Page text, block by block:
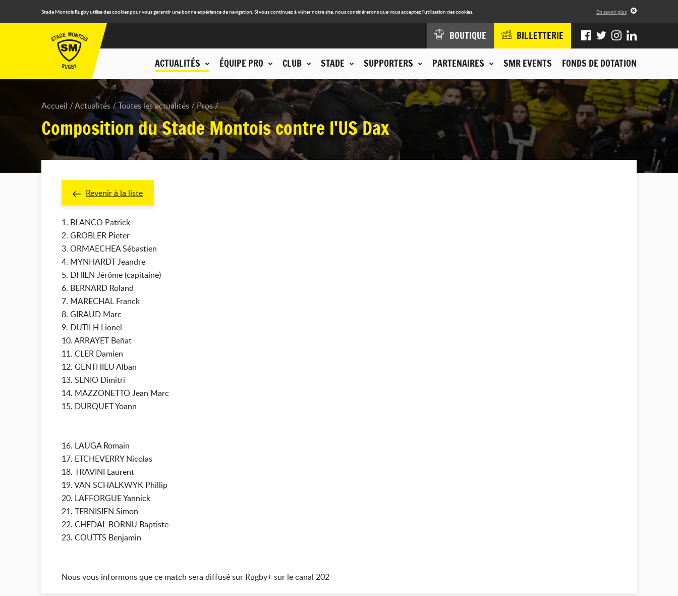
Stade Montois Rugby utilise des cookies pour vous garantir une bonne expérience de navigation. Si vous continuez à visiter notre site, nous considérerons que vous acceptez l'utilisation des cookies. En savoir plus
ACTUALITÉS ÉQUIPE PRO CLUB STADE SUPPORTERS PARTENAIRES SMR EVENTS FONDS DE DOTATION
BOUTIQUE BILLETTERIE
Accueil Actualités Toutes les actualités Pros
Composition du Stade Montois contre l'US Dax
Revenir à la liste
1. BLANCO Patrick
2. GROBLER Pieter
3. ORMAECHEA Sébastien
4. MYNHARDT Jeandre
5. DHIEN Jérôme (capitaine)
6. BERNARD Roland
7. MARECHAL Franck
8. GIRAUD Marc
9. DUTILH Lionel
10. ARRAYET Beñat
11. CLER Damien
12. GENTHIEU Alban
13. SENIO Dimitri
14. MAZZONETTO Jean Marc
15. DURQUET Yoann
16. LAUGA Romain
17. ETCHEVERRY Nicolas
18. TRAVINI Laurent
19. VAN SCHALKWYK Phillip
20. LAFFORGUE Yannick
21. TERNISIEN Simon
22. CHEDAL BORNU Baptiste
23. COUTTS Benjamin
Nous vous informons que ce match sera diffusé sur Rugby+ sur le canal 202